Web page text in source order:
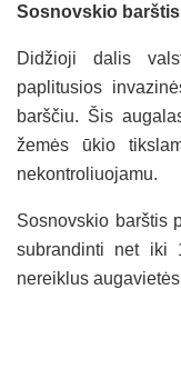
Sosnovskio
Didžioji dalis
paplitusios
barščiu. Šis
žemės ūkio
nekontroliuojamu.
Sosnovskio barštis
subrandinti net iki
nereiklus